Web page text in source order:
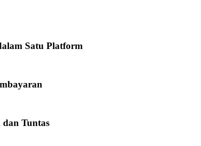
Satu Platform
dan Tuntas